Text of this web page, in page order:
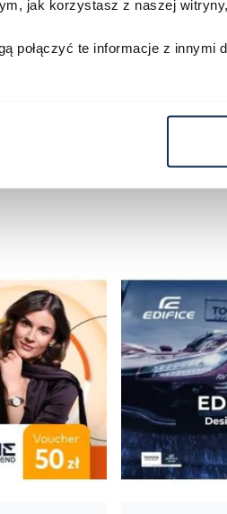
jak korzystasz z naszej
połączyć te informacje z